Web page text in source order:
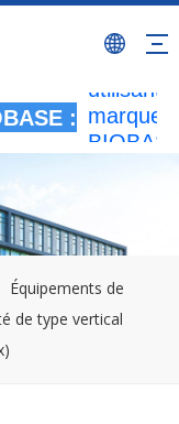
: marque
légale.
Équipements de
de type vertical